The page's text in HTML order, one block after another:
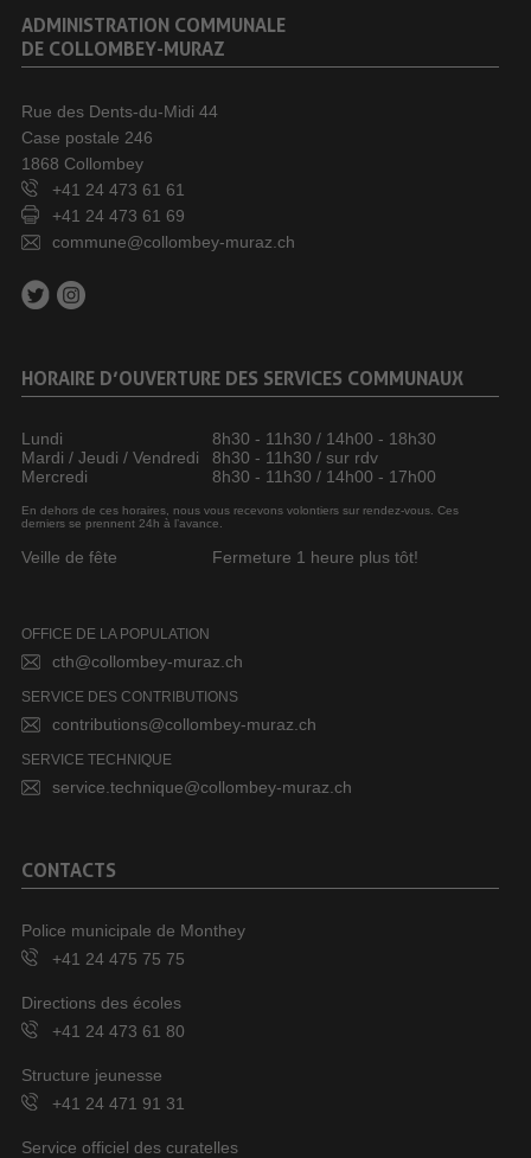
ADMINISTRATION COMMUNALE
DE COLLOMBEY-MURAZ
Rue des Dents-du-Midi 44
Case postale 246
1868 Collombey
+41 24 473 61 61
+41 24 473 61 69
commune@collombey-muraz.ch
HORAIRE D’OUVERTURE DES SERVICES COMMUNAUX
Lundi
8h30 - 11h30 / 14h00 - 18h30
Mardi / Jeudi / Vendredi
8h30 - 11h30 / sur rdv
Mercredi
8h30 - 11h30 / 14h00 - 17h00
En dehors de ces horaires, nous vous recevons volontiers sur rendez-vous. Ces
derniers se prennent 24h à l’avance.
Veille de fête Fermeture 1 heure plus tôt!
OFFICE DE LA POPULATION
cth@collombey-muraz.ch
SERVICE DES CONTRIBUTIONS
contributions@collombey-muraz.ch
SERVICE TECHNIQUE
service.technique@collombey-muraz.ch
CONTACTS
Police municipale de Monthey
+41 24 475 75 75
Directions des écoles
+41 24 473 61 80
Structure jeunesse
+41 24 471 91 31
Service officiel des curatelles